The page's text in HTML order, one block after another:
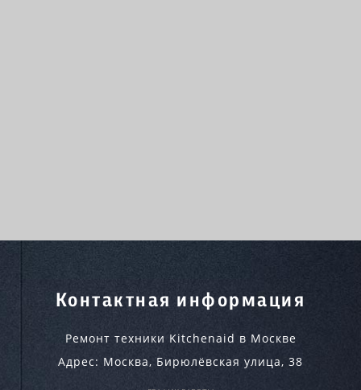
Контактная информация
Ремонт техники Kitchenaid в Москве
Адрес: Москва, Бирюлёвская улица, 38